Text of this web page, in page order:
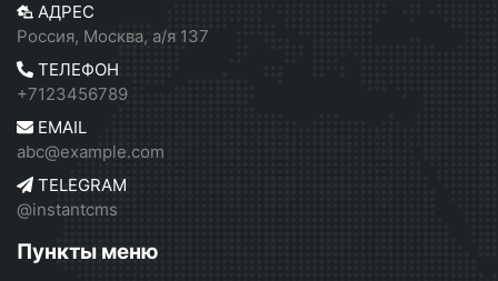
АДРЕС
Россия, Москва, а/я 137
ТЕЛЕФОН
+7123456789
EMAIL
abc@example.com
TELEGRAM
@instantcms
Пункты меню